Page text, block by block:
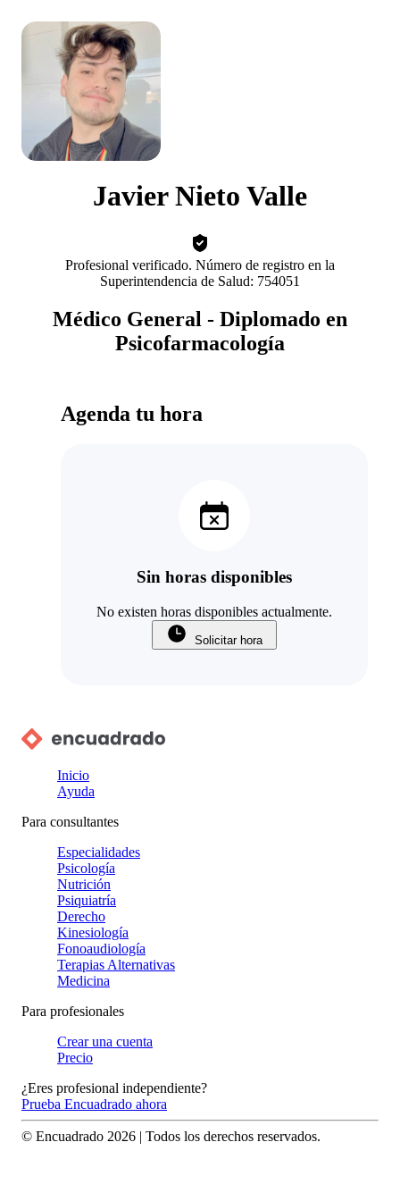
Javier Nieto Valle
Profesional verificado. Número de registro en la
Superintendencia de Salud: 754051
Médico General - Diplomado en
Psicofarmacología
Agenda tu hora
Sin horas disponibles
No existen horas disponibles actualmente.
Solicitar hora
Inicio
Ayuda
Para consultantes
Especialidades
Psicología
Nutrición
Psiquiatría
Derecho
Kinesiología
Fonoaudiología
Terapias Alternativas
Medicina
Para profesionales
Crear una cuenta
Precio
¿Eres profesional independiente?
Prueba Encuadrado ahora
© Encuadrado 2026 | Todos los derechos reservados.